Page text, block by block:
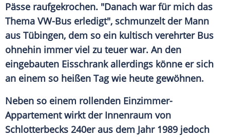
Pässe raufgekrochen. "Danach war für mich das
Thema VW-Bus erledigt", schmunzelt der Mann
aus Tübingen, dem so ein kultisch verehrter Bus
ohnehin immer viel zu teuer war. An den
eingebauten Eisschrankallerdings könne er sich
an einem so heißen Tag wie heute gewöhnen.
Neben so einem rollenden Einzimmer-
Appartement wirkt der Innenraum von
Schlotterbecks 240er aus dem Jahr 1989 jedoch